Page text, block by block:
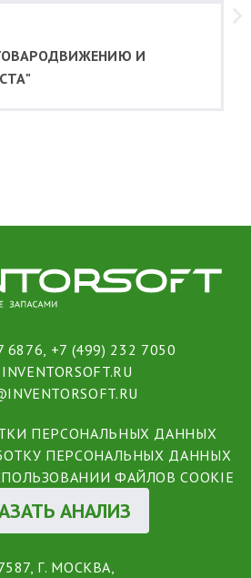
И
6876 +7 (499) 232 7050
ПЕРСОНАЛЬНЫХ ДАННЫХ
ПЕРСОНАЛЬНЫХ ДАННЫХ
ФАЙЛОВ COOKIE
АНАЛИЗ
Г. МОСКВА,